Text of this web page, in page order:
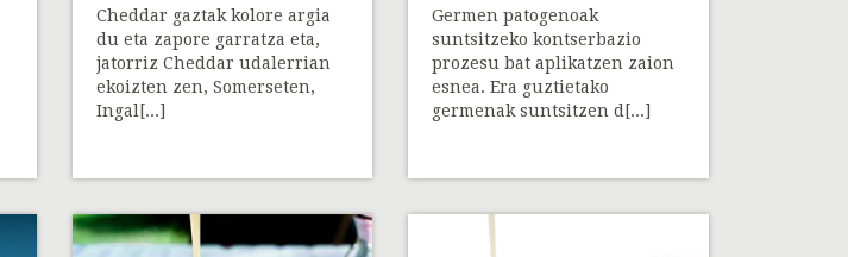
Cheddar gaztak kolore argia
du eta zapore garratza eta,
jatorriz Cheddar udalerrian
ekoizten zen, Somerseten,
Ingal[...]
Germen patogenoak
suntsitzeko kontserbazio
prozesu bat aplikatzen zaion
esnea. Era guztietako
germenak suntsitzen d[...]